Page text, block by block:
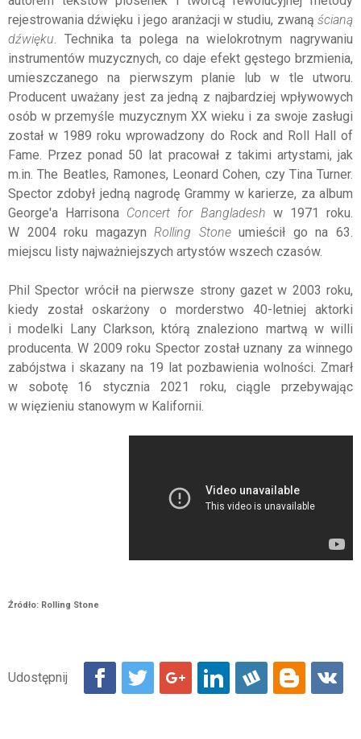
rejestrowania dźwięku i jego aranżacji w studiu, zwaną ścianą
dźwięku . Technika ta polega na wielokrotnym nagrywaniu
instrumentów muzycznych, co daje efekt gęstego brzmienia,
umieszczanego na pierwszym planie lub w tle utworu.
Producent uważany jest za jedną z najbardziej wpływowych
osób w przemyśle muzycznym XX wieku i za swoje zasługi
został w 1989 roku wprowadzony do Rock and Roll Hall of
Fame. Przez ponad 50 lat pracował z takimi artystami, jak
m.in. The Beatles, Ramones, Leonard Cohen, czy Tina Turner.
Spector zdobył jedną nagrodę Grammy w karierze, za album
George'a Harrisona Concert for Bangladesh w 1971 roku.
W 2004 roku magazynRolling Stoneumieścił go na 63.
miejscu listy najważniejszych artystów wszech czasów.
Phil Spector wrócił na pierwsze strony gazet w 2003 roku,
kiedy został oskarżony o morderstwo 40-letniej aktorki
i modelki Lany Clarkson, którą znaleziono martwą w willi
producenta. W 2009 roku Spector został uznany za winnego
zabójstwa i skazany na 19 lat pozbawienia wolności. Zmarł
w sobotę 16 stycznia 2021 roku, ciągle przebywając
w więzieniu stanowym w Kalifornii.
Źródło: Rolling Stone